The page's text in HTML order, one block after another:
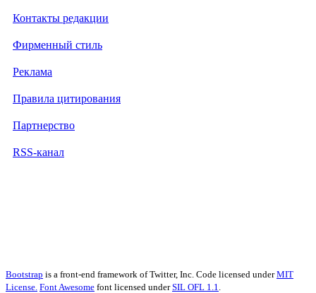
Контакты редакции
Фирменный стиль
Реклама
Правила цитирования
Партнерство
RSS-канал
Bootstrap is a front-end framework of Twitter, Inc. Code licensed underMIT
License. Font Awesome font licensed underSIL OFL 1.1